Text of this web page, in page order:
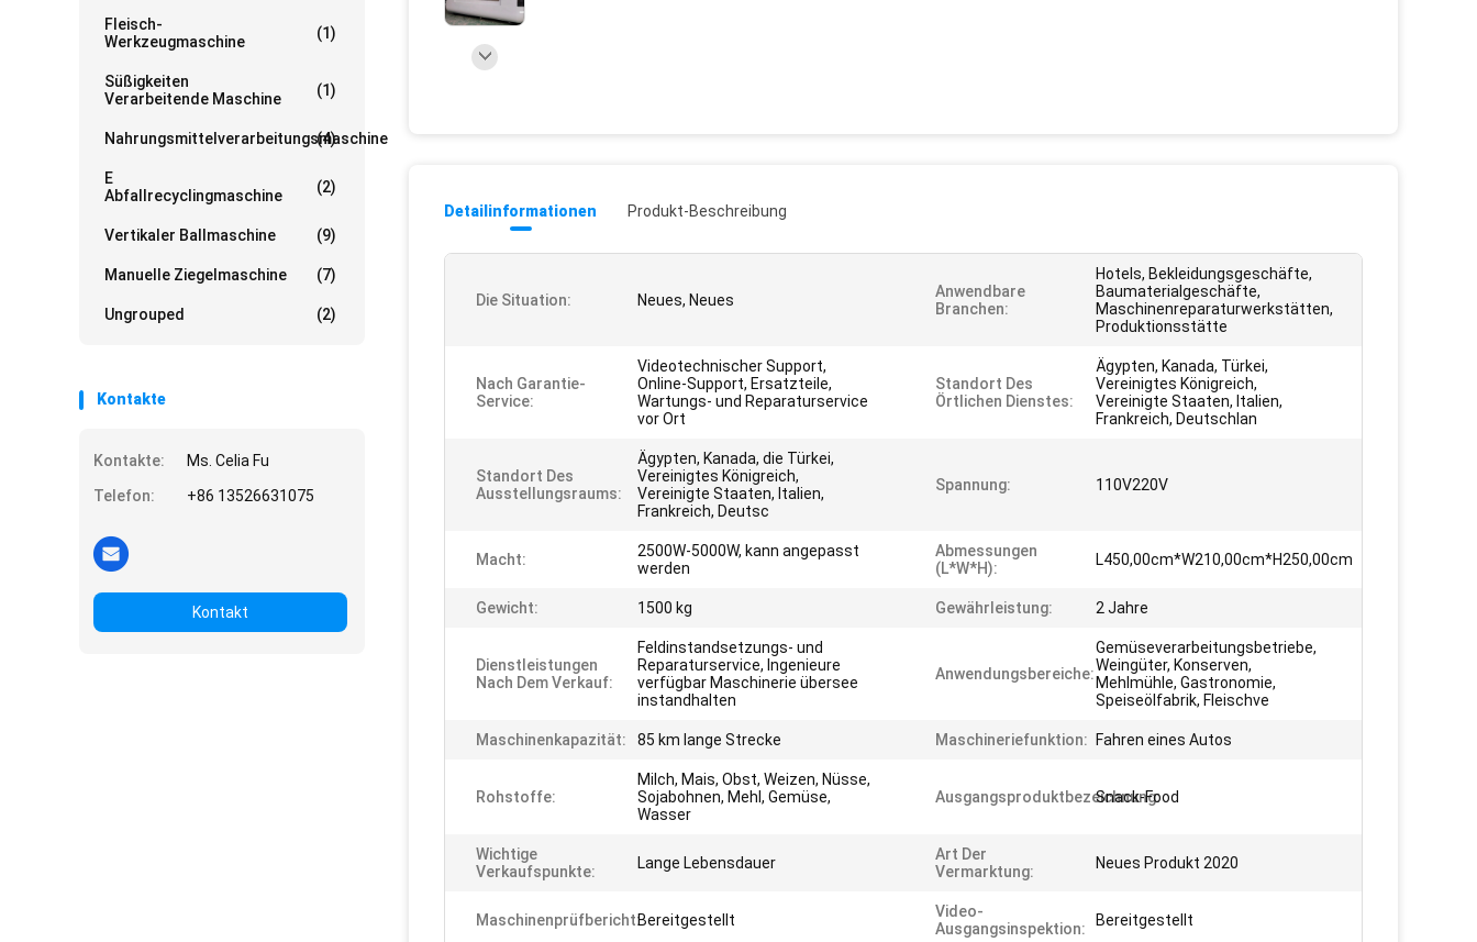
Fleisch-
Werkzeugmaschine
(1)
Süßigkeiten
Verarbeitende Maschine
(1)
Nahrungsmittelverarbeitungsmaschine
(4)
E
Abfallrecyclingmaschine
(2)
Vertikaler Ballmaschine (9)
Manuelle Ziegelmaschine (7)
Ungrouped (2)
Kontakte
Kontakte:
Ms. Celia Fu
Telefon:
+86 13526631075
Kontakt
Detailinformationen Produkt-Beschreibung
Die Situation: Neues, Neues
Anwendbare
Branchen:
Hotels, Bekleidungsgeschäfte,
Baumaterialgeschäfte,
Maschinenreparaturwerkstätten,
Produktionsstätte
Nach Garantie-
Service:
Videotechnischer Support,
Online-Support, Ersatzteile,
Wartungs- und Reparaturservice
vor Ort
Standort Des
Örtlichen Dienstes:
Ägypten, Kanada, Türkei,
Vereinigtes Königreich,
Vereinigte Staaten, Italien,
Frankreich, Deutschlan
Standort Des
Ausstellungsraums:
Ägypten, Kanada, die Türkei,
Vereinigtes Königreich,
Vereinigte Staaten, Italien,
Frankreich, Deutsc
Spannung: 110V220V
Macht:
2500W-5000W, kann angepasst
werden
Abmessungen
(L*W*H):
L450,00cm*W210,00cm*H250,00cm
Gewicht: 1500 kg Gewährleistung: 2 Jahre
Dienstleistungen
Nach Dem Verkauf:
Feldinstandsetzungs- und
Reparaturservice, Ingenieure
verfügbar Maschinerie übersee
instandhalten
Anwendungsbereiche:
Gemüseverarbeitungsbetriebe,
Weingüter, Konserven,
Mehlmühle, Gastronomie,
Speiseölfabrik, Fleischve
Maschinenkapazität: 85 km lange Strecke Maschineriefunktion: Fahren eines Autos
Rohstoffe:
Milch, Mais, Obst, Weizen, Nüsse,
Sojabohnen, Mehl, Gemüse,
Wasser
Ausgangsproduktbezeichnung:
Snack-Food
Wichtige
Verkaufspunkte:
Lange Lebensdauer
Art Der
Vermarktung:
Neues Produkt 2020
Maschinenprüfbericht:Bereitgestellt
Video-
Ausgangsinspektion:
Bereitgestellt